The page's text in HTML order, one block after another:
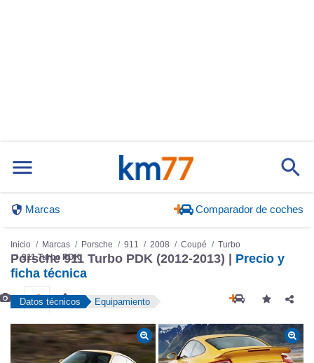
Marcas Comparador de coches
Inicio Marcas Porsche 911 2008 Coupé
Turbo
911 Turbo PDK
Porsche 911 Turbo PDK (2012-2013) | Precio y
ficha técnica
Datos técnicos Equipamiento